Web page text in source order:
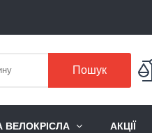
Пошук
ВЕЛОКРІСЛА АКЦІЇ